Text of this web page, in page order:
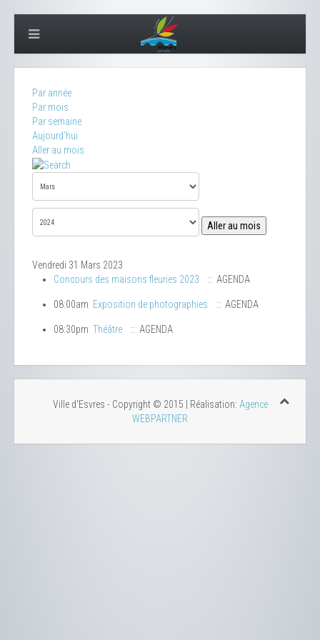
Par année
Par mois
Par semaine
Aujourd'hui
Aller au mois
Aller au mois
Vendredi 31 Mars 2023
Concours des maisons fleuries 2023
:: AGENDA
08:00am Exposition de photographies :: AGENDA
08:30pm Théâtre :: AGENDA
Ville d'Esvres - Copyright © 2015 | Réalisation: Agence
WEBPARTNER